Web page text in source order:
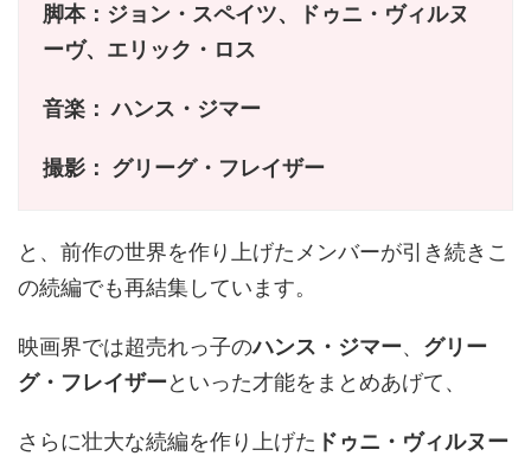
脚本：ジョン・スペイツ、ドゥニ・ヴィルヌ
ーヴ、エリック・ロス
音楽： ハンス・ジマー
撮影： グリーグ・フレイザー
と、前作の世界を作り上げたメンバーが引き続きこ
の続編でも再結集しています。
映画界では超売れっ子のハンス・ジマー、 グリー
グ・フレイザーといった才能をまとめあげて、
さらに壮大な続編を作り上げた ドゥニ・ヴィルヌー